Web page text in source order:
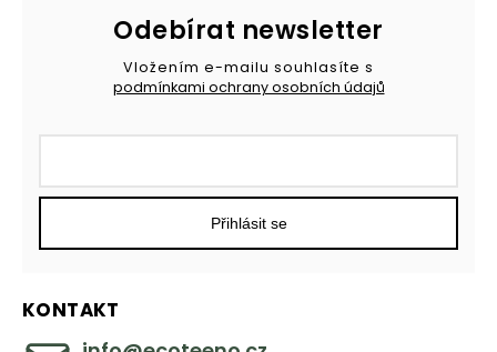
KONTAKT
Odebírat newsletter
Vložením e-mailu souhlasíte s
podmínkami ochrany osobních údajů
Přihlásit se